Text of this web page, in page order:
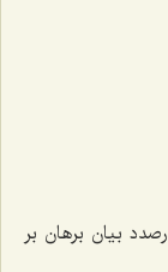
بیان برهان بر